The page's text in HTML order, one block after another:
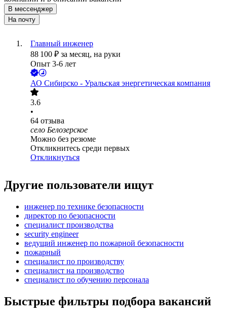
В мессенджер
На почту
Главный инженер
88 100 ₽ за месяц, на руки
Опыт 3-6 лет
АО Сибирско - Уральская энергетическая компания
3.6
•
64 отзыва
село Белозерское
Можно без резюме
Откликнитесь среди первых
Откликнуться
Другие пользователи ищут
инженер по технике безопасности
директор по безопасности
специалист производства
security engineer
ведущий инженер по пожарной безопасности
пожарный
специалист по производству
специалист на производство
специалист по обучению персонала
Быстрые фильтры подбора вакансий